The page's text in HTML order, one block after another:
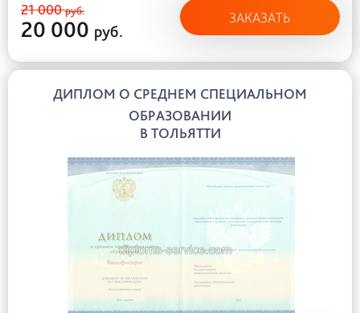
21 000руб.
20 000 руб.
ЗАКАЗАТЬ
ДИПЛОМ О СРЕДНЕМ СПЕЦИАЛЬНОМ
ОБРАЗОВАНИИ
В ТОЛЬЯТТИ